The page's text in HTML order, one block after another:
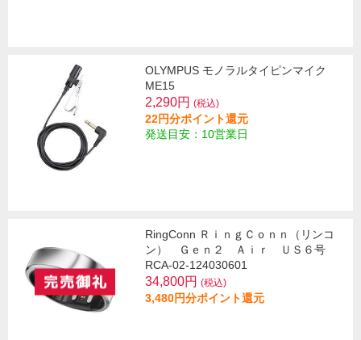
OLYMPUS モノラルタイピンマイク
ME15
2,290円 (税込)
22円分ポイント還元
発送目安：10営業日
RingConn ＲｉｎｇＣｏｎｎ（リンコ
ン） Ｇｅｎ２ Ａｉｒ ＵＳ６号
RCA-02-124030601
34,800円 (税込)
3,480円分ポイント還元